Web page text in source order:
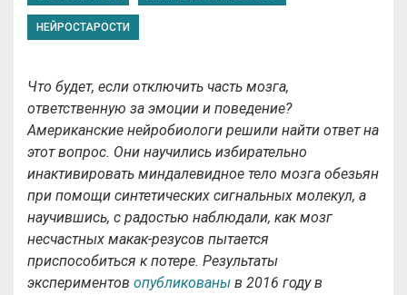
НЕЙРОСТАРОСТИ
Что будет, если отключить часть мозга,
ответственную за эмоции и поведение?
Американские нейробиологи решили найти ответ на
этот вопрос. Они научились избирательно
инактивировать миндалевидное тело мозга обезьян
при помощи синтетических сигнальных молекул, а
научившись, с радостью наблюдали, как мозг
несчастных макак-резусов пытается
приспособиться к потере. Результаты
экспериментов опубликованы в 2016 году в